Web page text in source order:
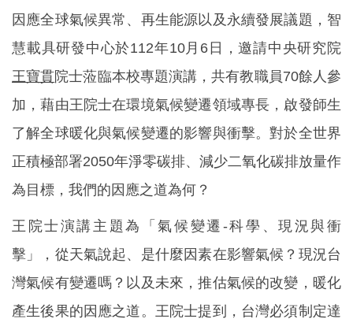
因應全球氣候異常、再生能源以及永續發展議題，智
慧載具研發中心於112年10月6日，邀請中央研究院
王寶貫院士蒞臨本校專題演講，共有教職員70餘人參
加，藉由王院士在環境氣候變遷領域專長，啟發師生
了解全球暖化與氣候變遷的影響與衝擊。對於全世界
正積極部署2050年淨零碳排、減少二氧化碳排放量作
為目標，我們的因應之道為何？
王院士演講主題為「氣候變遷-科學、現況與衝
擊」，從天氣說起、是什麼因素在影響氣候？現況台
灣氣候有變遷嗎？以及未來，推估氣候的改變，暖化
產生後果的因應之道。王院士提到，台灣必須制定達